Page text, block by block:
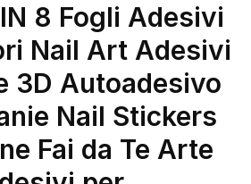
8 Fogli Adesivi
Nail Art Adesivi
3D Autoadesivo
Nail Stickers
Fai da Te Arte